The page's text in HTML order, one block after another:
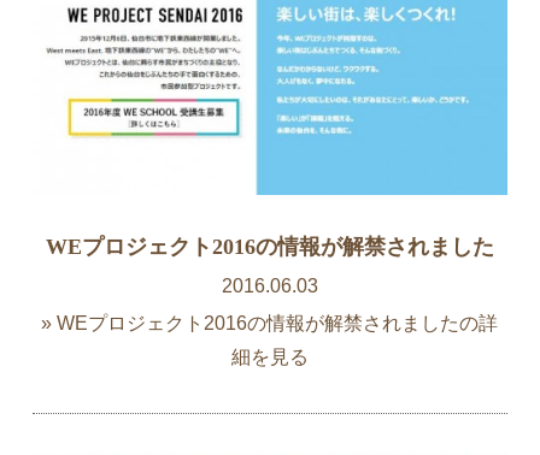
WEプロジェクト2016の情報が解禁されました
2016.06.03
» WEプロジェクト2016の情報が解禁されましたの詳
細を見る